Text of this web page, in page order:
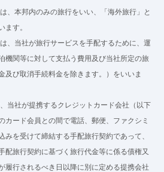
、本邦内のみの旅行をいい、「海外旅行」と
す。
、当社が旅行サービスを手配するために、運
機関等に対して支払う費用及び当社所定の旅
及び取消手続料金を除きます。）をいいま
当社が提携するクレジットカード会社（以下
カード会員との間で電話、郵便、ファクシミ
みを受けて締結する手配旅行契約であって、
配旅行契約に基づく旅行代金等に係る債権又
履行されるべき日以降に別に定める提携会社